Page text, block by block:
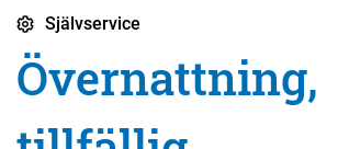
Självservice
Övernattning,